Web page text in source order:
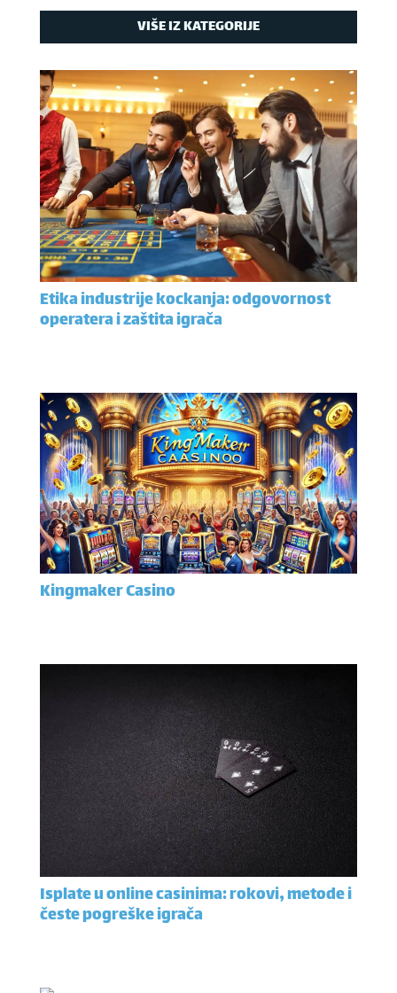
VIŠE IZ KATEGORIJE
Etika industrije kockanja: odgovornost
operatera i zaštita igrača
Kingmaker Casino
Isplate u online casinima: rokovi, metode i
česte pogreške igrača